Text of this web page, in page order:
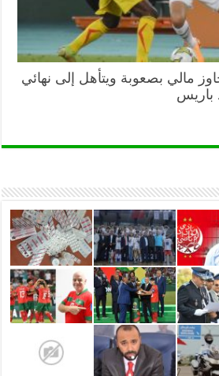
مالي بصعوبة ويتأهل إلى نهائي